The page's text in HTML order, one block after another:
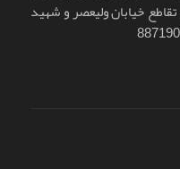
خیابان ولیعصر و شهید